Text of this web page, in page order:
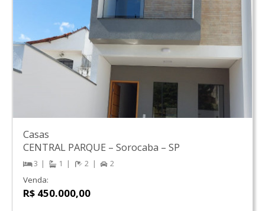
Casas
CENTRAL PARQUE – Sorocaba – SP
3 1 2 2
Venda:
R$ 450.000,00